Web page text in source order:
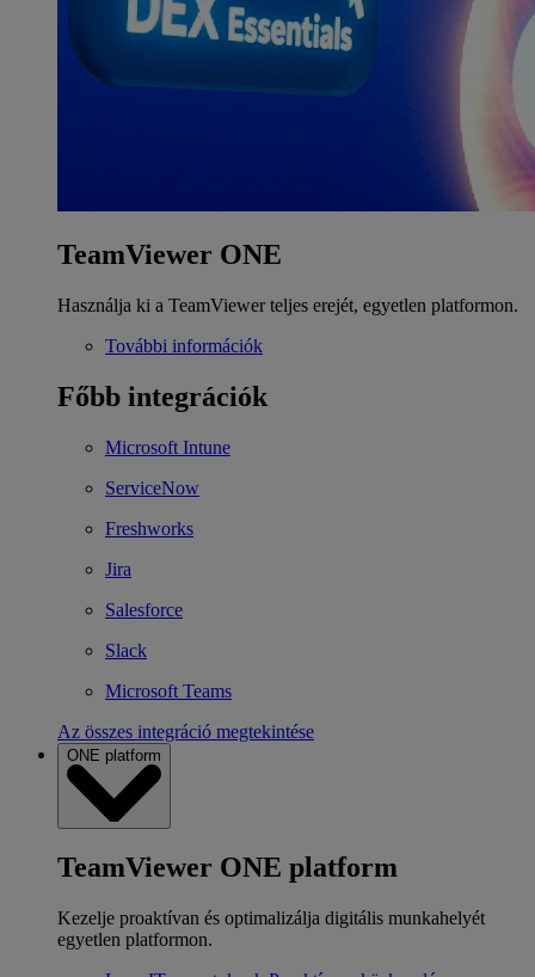
TeamViewer ONE
Használja ki a TeamViewer teljes erejét, egyetlen platformon.
További információk
Főbb integrációk
Microsoft Intune
ServiceNow
Freshworks
Jira
Salesforce
Slack
Microsoft Teams
Az összes integráció megtekintése
ONE platform
TeamViewer ONE platform
Kezelje proaktívan és optimalizálja digitális munkahelyét
egyetlen platformon.